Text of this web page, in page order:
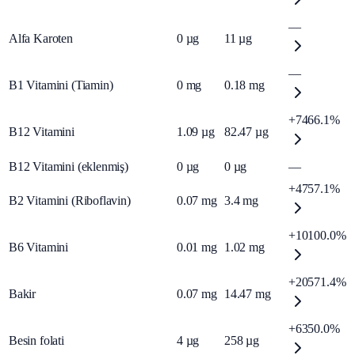
Alfa Karoten 0 µg 11 µg
—
B1 Vitamini (Tiamin) 0 mg 0.18 mg
—
B12 Vitamini 1.09 µg 82.47 µg
+7466.1%
B12 Vitamini (eklenmiş) 0 µg 0 µg —
B2 Vitamini (Riboflavin) 0.07 mg 3.4 mg
+4757.1%
B6 Vitamini 0.01 mg 1.02 mg
+10100.0%
Bakir 0.07 mg 14.47 mg
+20571.4%
Besin folati 4 µg 258 µg
+6350.0%